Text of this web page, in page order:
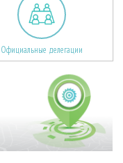
Официальные делегации